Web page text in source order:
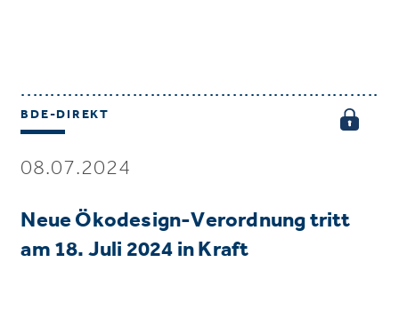
BDE-DIREKT
08.07.2024
Neue Ökodesign-Verordnung tritt
am 18. Juli 2024 in Kraft